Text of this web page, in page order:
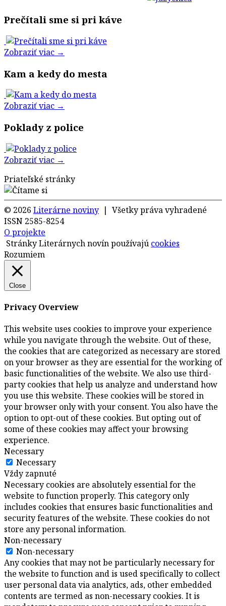
Prečítali sme si pri káve
Zobraziť viac →
Kam a kedy do mesta
Zobraziť viac →
Poklady z police
Zobraziť viac →
Priateľské stránky
© 2026 Literárne noviny | Všetky práva vyhradené
ISSN 2585-8254
O projekte
Stránky Literárnych novín používajú cookies
Rozumiem
Close
Privacy Overview
This website uses cookies to improve your experience
while you navigate through the website. Out of these,
the cookies that are categorized as necessary are stored
on your browser as they are essential for the working of
basic functionalities of the website. We also use third-
party cookies that help us analyze and understand how
you use this website. These cookies will be stored in
your browser only with your consent. You also have the
option to opt-out of these cookies. But opting out of
some of these cookies may affect your browsing
experience.
Necessary
Necessary
Vždy zapnuté
Necessary cookies are absolutely essential for the
website to function properly. This category only
includes cookies that ensures basic functionalities and
security features of the website. These cookies do not
store any personal information.
Non-necessary
Non-necessary
Any cookies that may not be particularly necessary for
the website to function and is used specifically to collect
user personal data via analytics, ads, other embedded
contents are termed as non-necessary cookies. It is